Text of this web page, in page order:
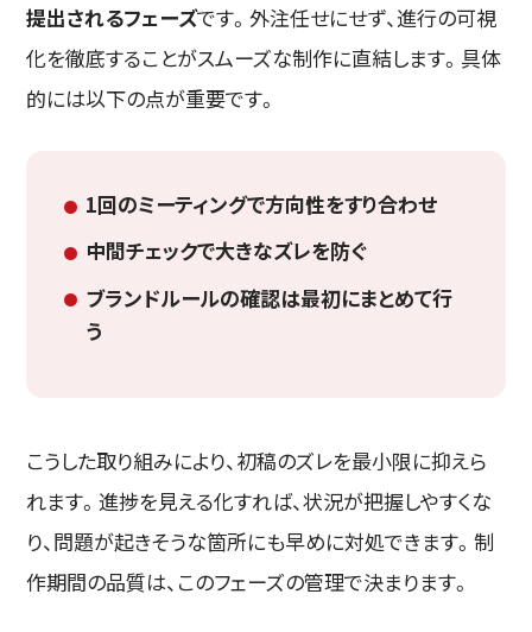
提出されるフェーズです。外注任せにせず、進行の可視
化を徹底することがスムーズな制作に直結します。具体
的には以下の点が重要です。
1回のミーティングで方向性をすり合わせ
中間チェックで大きなズレを防ぐ
ブランドルールの確認は最初にまとめて行
う
こうした取り組みにより、初稿のズレを最小限に抑えら
れます。進捗を見える化すれば、状況が把握しやすくな
り、問題が起きそうな箇所にも早めに対処できます。制
作期間の品質は、このフェーズの管理で決まります。